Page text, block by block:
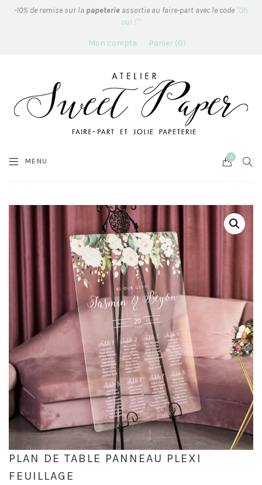
-10% de remise sur la papeterie assortie au faire-part avec le code "Oh
oui !"*
Mon compte Panier 0
MENU Cart
0
PLAN DE TABLE PANNEAU PLEXI
FEUILLAGE